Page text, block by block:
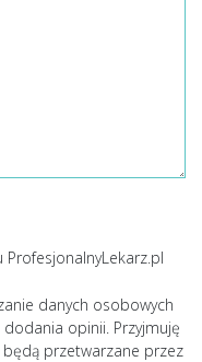
ProfesjonalnyLekarz.pl
danych osobowych
opinii. Przyjmuję
przetwarzane przez